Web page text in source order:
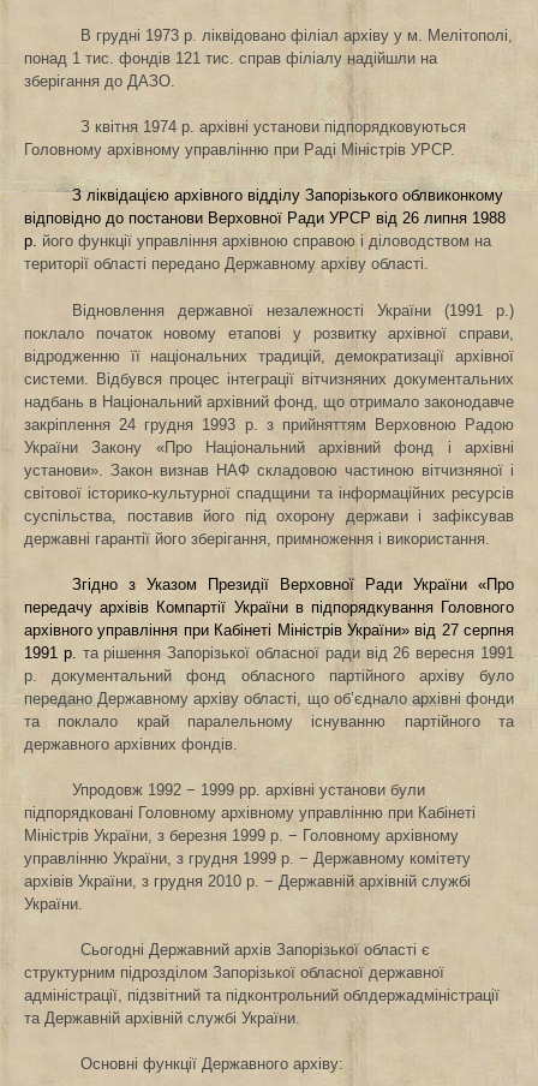
В грудні 1973 р. ліквідовано філіал архіву у м. Мелітополі,
понад 1 тис. фондів 121 тис. справ філіалу надійшли на
зберігання до ДАЗО.
З квітня 1974 р. архівні установи підпорядковуються
Головному архівному управлінню при Раді Міністрів УРСР.
З ліквідацією архівного відділу Запорізького облвиконкому
відповідно до постанови Верховної Ради УРСР від 26 липня 1988
р. його функції управління архівною справою і діловодством на
території області передано Державному архіву області.
Відновлення державної незалежності України (1991 р.)
поклало початок новому етапові у розвитку архівної справи,
відродженню її національних традицій, демократизації архівної
системи. Відбувся процес інтеграції вітчизняних документальних
надбань в Національний архівний фонд , що отримало законодавче
закріплення 24 грудня 1993 р. з прийняттям Верховною Радою
України Закону «Про Національний архівний фонд і архівні
установи». Закон визнав НАФ складовою частиною вітчизняної і
світової історико-культурної спадщини та інформаційних ресурсів
суспільства, поставив його під охорону держави і зафіксував
державні гарантії його зберігання, примноження і використання
Згідно з Указом Президії Верховної Ради України «Про
передачу архівів Компартії України в підпорядкування Головного
архівного управління при Кабінеті Міністрів України» від 27 серпня
1991 р. та рішення Запорізької обласної ради від 26 вересня 1991
р. документальний фонд обласного партійного архіву було
передано Державному архіву області, що об’єднало архівні фонди
та поклало край паралельному існуванню партійного та
державного архівних фондів.
Упродовж 1992 − 1999 рр. архівні установи були
підпорядковані Головному архівному управлінню при Кабінеті
Міністрів України, з березня 1999 р. − Головному архівному
управлінню України, з грудня 1999 р. − Державному комітету
архівів України, з грудня 2010 р. − Державній архівній службі
України.
Сьогодні Державний архів Запорізької області є
структурним підрозділом Запорізької обласної державної
адміністрації, підзвітний та підконтрольний облдержадміністрації
та Державній архівній службі України.
Основні функції Державного архіву: